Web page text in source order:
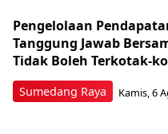
Sumedang Raya
Pengelolaan
Tanggung Jawab
Tidak Boleh Terkotak-
Kamis, 6